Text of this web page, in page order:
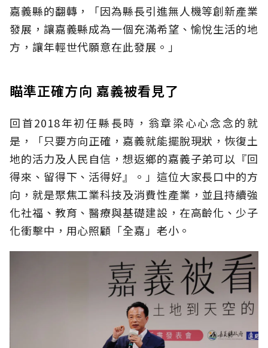
嘉義縣的翻轉，「因為縣長引進無人機等創新產業
發展，讓嘉義縣成為一個充滿希望、愉悅生活的地
方，讓年輕世代願意在此發展。」
瞄準正確方向 嘉義被看見了
回首2018年初任縣長時，翁章梁心心念念的就
是，「只要方向正確，嘉義就能擺脫現狀，恢復土
地的活力及人民自信，想返鄉的嘉義子弟可以『回
得來、留得下、活得好』。」這位大家長口中的方
向，就是聚焦工業科技及消費性產業，並且持續強
化社福、教育、醫療與基礎建設，在高齡化、少子
化衝擊中，用心照顧「全嘉」老小。